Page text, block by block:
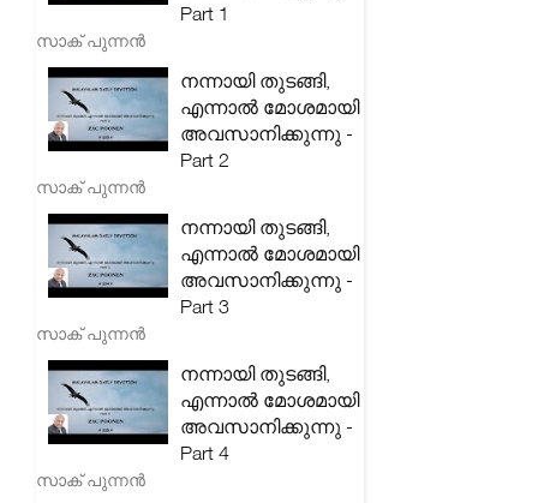
Part 1
സാക് പുന്നൻ
നന്നായി തുടങ്ങി,
എന്നാൽ മോശമായി
അവസാനിക്കുന്നു -
Part 2
സാക് പുന്നൻ
നന്നായി തുടങ്ങി,
എന്നാൽ മോശമായി
അവസാനിക്കുന്നു -
Part 3
സാക് പുന്നൻ
നന്നായി തുടങ്ങി,
എന്നാൽ മോശമായി
അവസാനിക്കുന്നു -
Part 4
സാക് പുന്നൻ